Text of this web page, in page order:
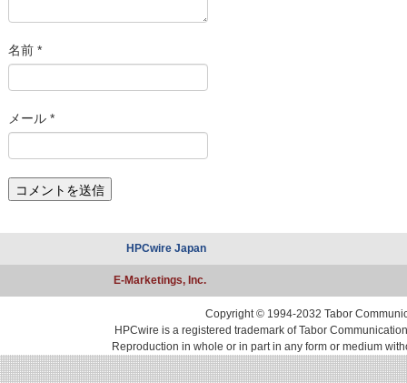
名前 *
メール *
HPCwire Japan
E-Marketings, Inc.
Copyright © 1994-2032 Tabor
HPCwire is a registered trademark of Tabor
Reproduction in whole or in part in any form or medium